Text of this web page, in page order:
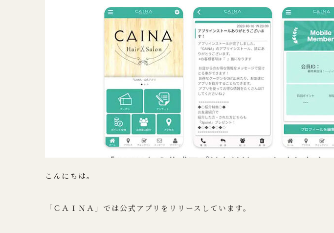
こんにちは。
「ＣＡＩＮＡ」では公式アプリをリリースしています。